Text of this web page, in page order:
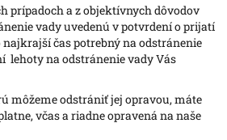
prípadoch a z objektívnych dôvodov
vady uvedenú v potvrdení o prijatí
čas potrebný na odstránenie
lehoty na odstránenie vady Vás
môžeme odstrániť jej opravou, máte
včas a riadne opravená na naše